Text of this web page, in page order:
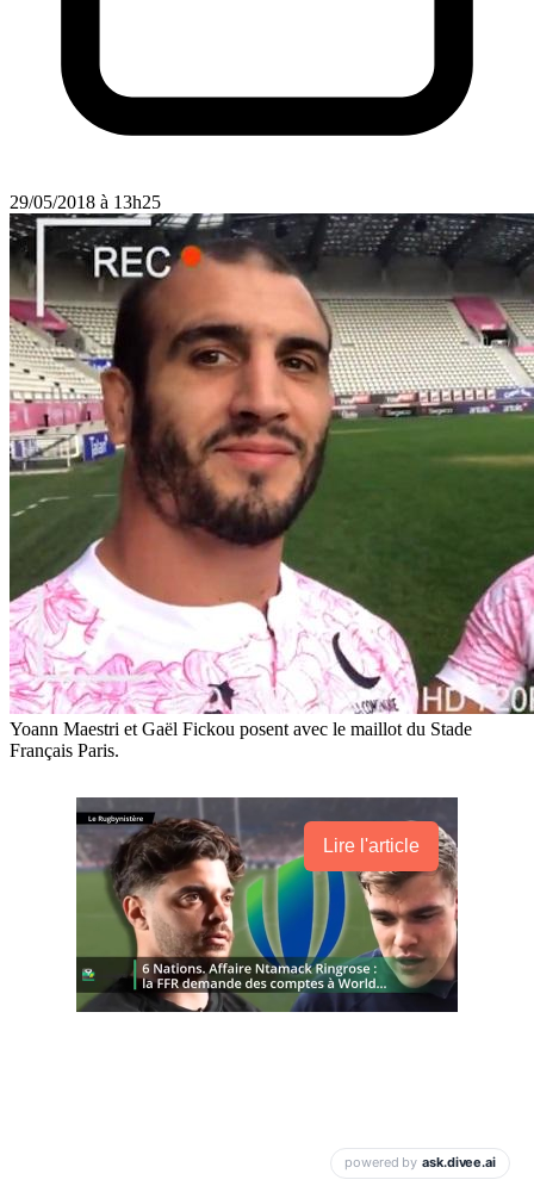
29/05/2018 à 13h25
Yoann Maestri et Gaël Fickou posent avec le maillot du Stade
Français Paris.
Lire l'article